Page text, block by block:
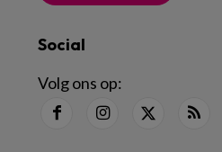
Social
Volg ons op: